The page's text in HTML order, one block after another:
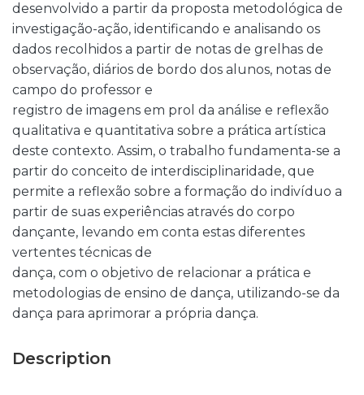
desenvolvido a partir da proposta metodológica de
investigação-ação, identificando e analisando os
dados recolhidos a partir de notas de grelhas de
observação, diários de bordo dos alunos, notas de
campo do professor e
registro de imagens em prol da análise e reflexão
qualitativa e quantitativa sobre a prática artística
deste contexto. Assim, o trabalho fundamenta-se a
partir do conceito de interdisciplinaridade, que
permite a reflexão sobre a formação do indivíduo a
partir de suas experiências através do corpo
dançante, levando em conta estas diferentes
vertentes técnicas de
dança, com o objetivo de relacionar a prática e
metodologias de ensino de dança, utilizando-se da
dança para aprimorar a própria dança.
Description